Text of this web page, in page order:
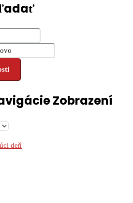
Zobrazení
deň